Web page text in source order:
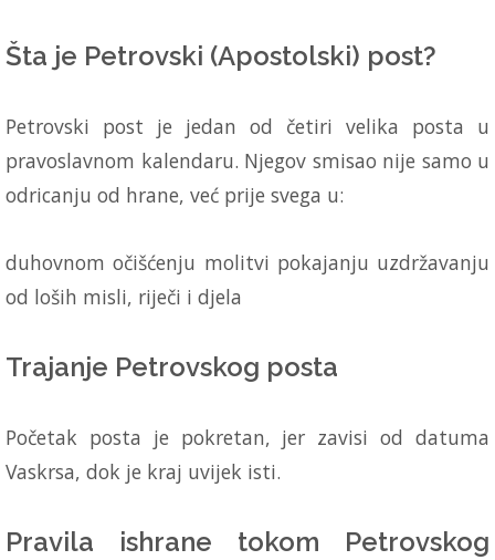
Šta je Petrovski (Apostolski) post?
Petrovski post je jedan od četiri velika posta u
pravoslavnom kalendaru. Njegov smisao nije samo u
odricanju od hrane, već prije svega u:
duhovnom očišćenju molitvi pokajanju uzdržavanju
od loših misli, riječi i djela
Trajanje Petrovskog posta
Početak posta je pokretan, jer zavisi od datuma
Vaskrsa, dok je kraj uvijek isti.
Pravila ishrane tokom Petrovskog